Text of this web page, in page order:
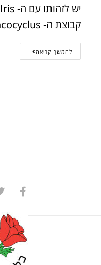
קבוצת ה- Oncocyclus בשם "איריסי השושן".
להמשך קריאה